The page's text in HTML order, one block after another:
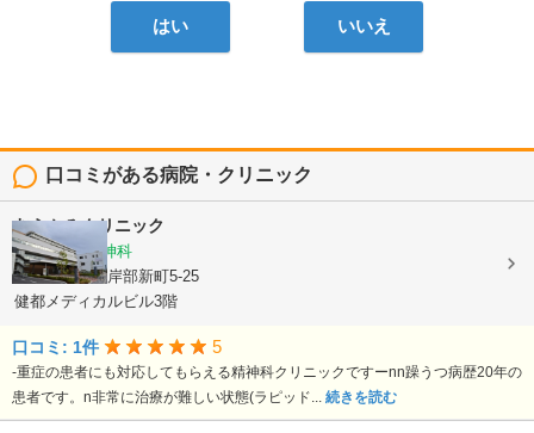
はい いいえ
口コミがある病院・クリニック
むらかみクリニック
心療内科, 精神科
大阪府吹田市岸部新町5-25
健都メディカルビル3階
口コミ: 1件 5
-重症の患者にも対応してもらえる精神科クリニックですーnn躁うつ病歴20年の
患者です。n非常に治療が難しい状態(ラピッド... 続きを読む